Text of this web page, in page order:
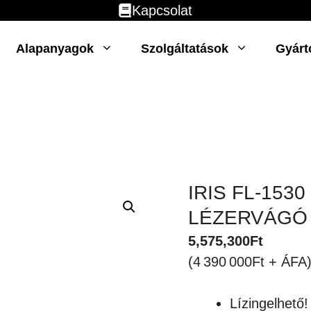
Kapcsolat
Alapanyagok Szolgáltatások
IRIS FL-
LÉZERVÁGÓ
5,575,300Ft
(4 390 000Ft +